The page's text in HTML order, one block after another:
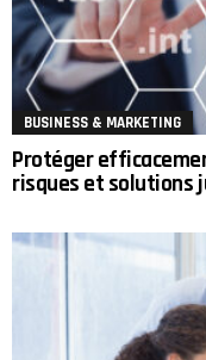
BUSINESS & MARKETING
Protéger
risques et solutions